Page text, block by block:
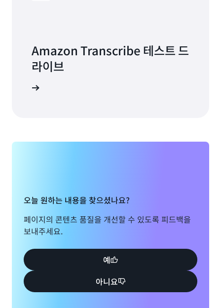
Amazon Transcribe 테스트 드
라이브
오늘 원하는 내용을 찾으셨나요?
페이지의 콘텐츠 품질을 개선할 수 있도록 피드백을
보내주세요.
예
아니요